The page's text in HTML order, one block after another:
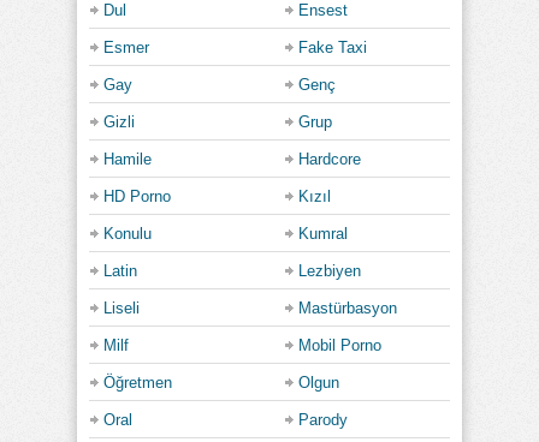
Dul Ensest
Esmer Fake Taxi
Gay Genç
Gizli Grup
Hamile Hardcore
HD Porno Kızıl
Konulu Kumral
Latin Lezbiyen
Liseli Mastürbasyon
Milf Mobil Porno
Öğretmen Olgun
Oral Parody